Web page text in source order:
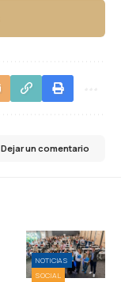
Dejar un comentario
NOTICIAS
SOCIAL